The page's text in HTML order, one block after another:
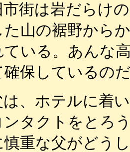
市街は岩だらけ
た山の裾野から
ている。あんな
確保しているの
、ホテルに着
タクトをとろ
慎重な父がどう